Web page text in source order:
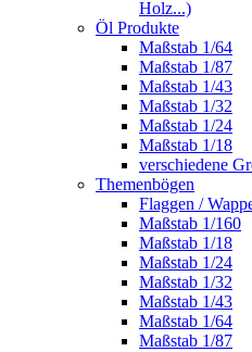
Holz...)
Öl Produkte
Maßstab 1/64
Maßstab 1/87
Maßstab 1/43
Maßstab 1/32
Maßstab 1/24
Maßstab 1/18
verschiedene
Themenbögen
Flaggen /
Maßstab 1/160
Maßstab 1/18
Maßstab 1/24
Maßstab 1/32
Maßstab 1/43
Maßstab 1/64
Maßstab 1/87